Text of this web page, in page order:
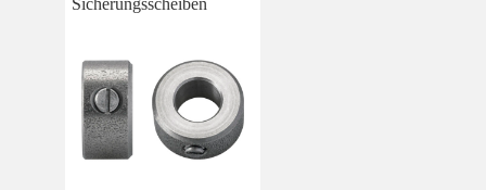
Sicherungsscheiben